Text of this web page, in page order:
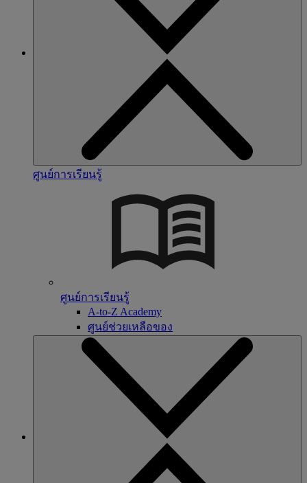
ศูนย์การเรียนรู้
ศูนย์การเรียนรู้
A-to-Z Academy
ศูนย์ช่วยเหลือของ